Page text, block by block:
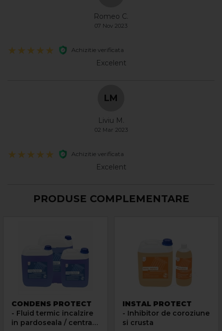
Romeo C.
07 Nov 2023
Achizitie verificata
Excelent
LM
Liviu M.
02 Mar 2023
Achizitie verificata
Excelent
PRODUSE COMPLEMENTARE
CONDENS PROTECT
- Fluid termic incalzire
in pardoseala / centrala
INSTAL PROTECT
- Inhibitor de coroziune
si crusta